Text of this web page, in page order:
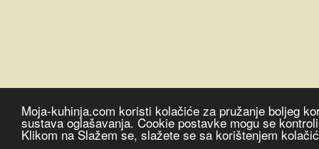
Moja-kuhinja.com koristi kolačiće za pružanje boljeg
sustava oglašavanja. Cookie postavke mogu se
Klikom na Slažem se, slažete se sa korištenjem